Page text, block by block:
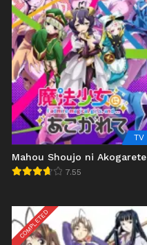
TV
Mahou Shoujo ni Akogarete
7.55
COMPLETED